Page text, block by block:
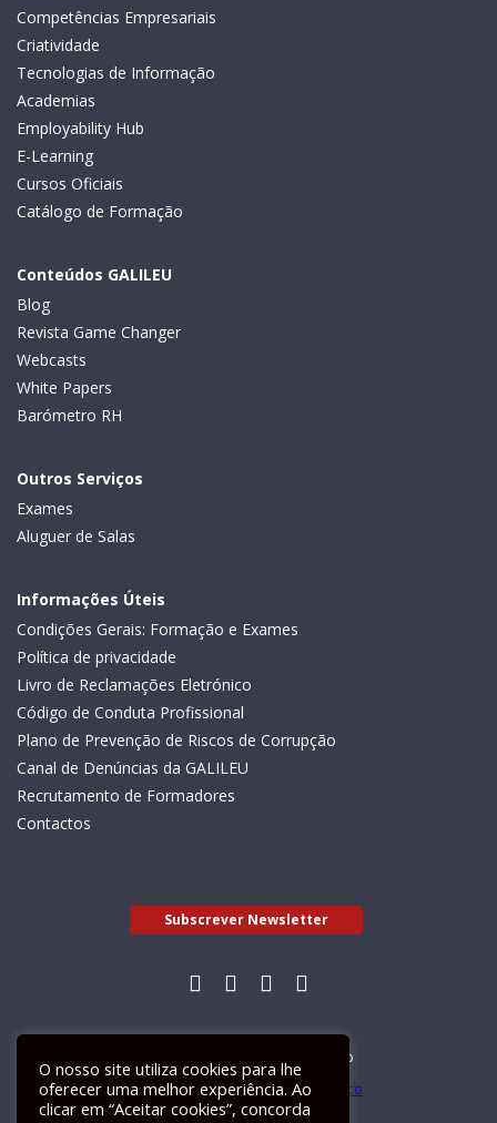
Competências Empresariais
Criatividade
Tecnologias de Informação
Academias
Employability Hub
E-Learning
Cursos Oficiais
Catálogo de Formação
Conteúdos GALILEU
Blog
Revista Game Changer
Webcasts
White Papers
Barómetro RH
Outros Serviços
Exames
Aluguer de Salas
Informações Úteis
Condições Gerais: Formação e Exames
Política de privacidade
Livro de Reclamações Eletrónico
Código de Conduta Profissional
Plano de Prevenção de Riscos de Corrupção
Canal de Denúncias da GALILEU
Recrutamento de Formadores
Contactos
Subscrever Newsletter
Livro de Reclamações Electrónico
O nosso site utiliza cookies para lhe
oferecer uma melhor experiência. Ao
clicar em “Aceitar cookies”, concorda